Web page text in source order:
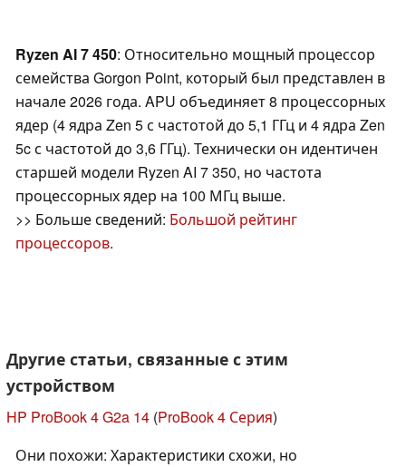
Ryzen AI 7 450: Относительно мощный процессор
семейства Gorgon Point, который был представлен в
начале 2026 года. APU объединяет 8 процессорных
ядер (4 ядра Zen 5 с частотой до 5,1 ГГц и 4 ядра Zen
5c с частотой до 3,6 ГГц). Технически он идентичен
старшей модели Ryzen AI 7 350, но частота
процессорных ядер на 100 МГц выше.
>> Больше сведений: Большой рейтинг
процессоров.
Другие статьи, связанные с этим
устройством
HP ProBook 4 G2a 14 (ProBook 4 Серия)
Они похожи: Характеристики схожи, но